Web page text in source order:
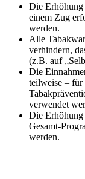
Die Erhöhung
einem Zug
werden.
Alle
verhindern,
(z.B. auf
Die
teilweise – für
verwendet
Die Erhöhung
Gesamt-
werden.